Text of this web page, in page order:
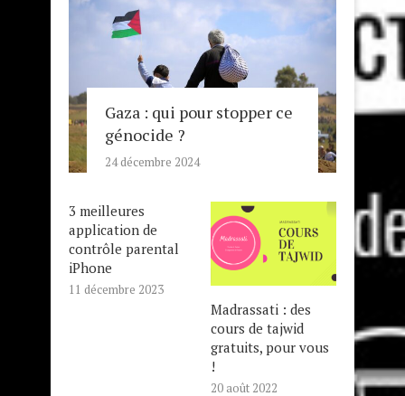
Gaza : qui pour stopper ce
génocide ?
24 décembre 2024
3 meilleures
application de
contrôle parental
iPhone
11 décembre 2023
Madrassati : des
cours de tajwid
gratuits, pour vous
!
20 août 2022